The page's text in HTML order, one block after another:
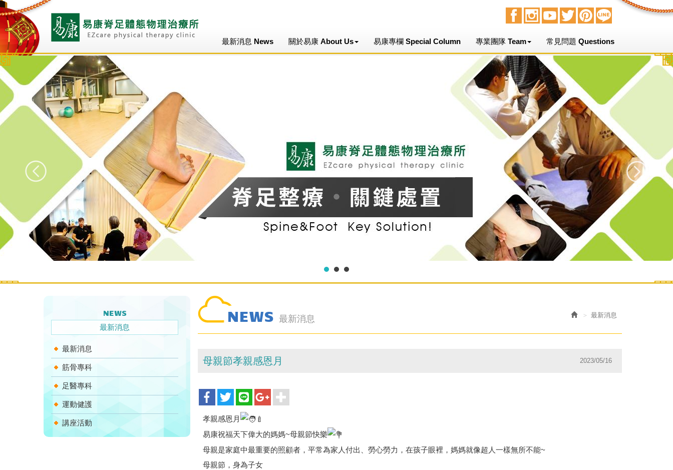
最新消息 News 關於易康 About Us 易康專欄 Special Column 專業團隊 Team 常見問題 Questions
NEWS
最新消息
最新消息
筋骨專科
足醫專科
運動健護
講座活動
最新消息
NEWS 最新消息
2023/05/16
母親節孝親感恩月
孝親感恩月
易康祝福天下偉大的媽媽~母親節快樂
母親是家庭中最重要的照顧者，平常為家人付出、勞心勞力，在孩子眼裡，媽媽就像超人一樣無所不能~
母親節，身為子女